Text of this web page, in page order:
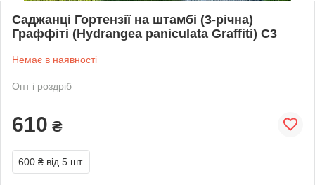
Саджанці Гортензії на штамбі (3-річна)
Граффіті (Hydrangea paniculata Graffiti) С3
Немає в наявності
Опт і роздріб
610 ₴
600 ₴ від 5 шт.